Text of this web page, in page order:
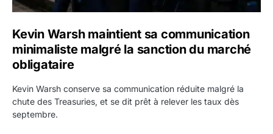
Kevin Warsh maintient sa communication
minimaliste malgré la sanction du marché
obligataire
Kevin Warsh conserve sa communication réduite malgré la
chute des Treasuries, et se dit prêt à relever les taux dès
septembre.